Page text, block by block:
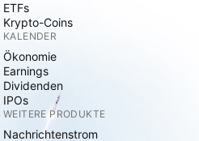
ETFs
Krypto-Coins
KALENDER
Ökonomie
Earnings
Dividenden
IPOs
WEITERE PRODUKTE
Nachrichtenstrom